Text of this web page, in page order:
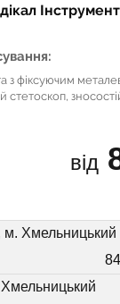
фіксуючим
від
м. Хмельницький